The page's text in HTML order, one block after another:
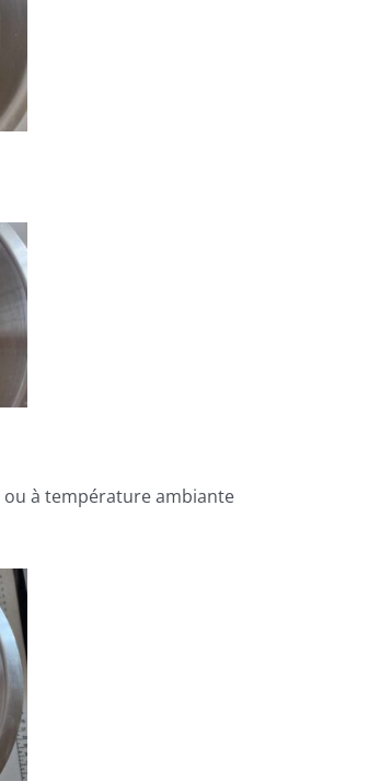
ou à température ambiante